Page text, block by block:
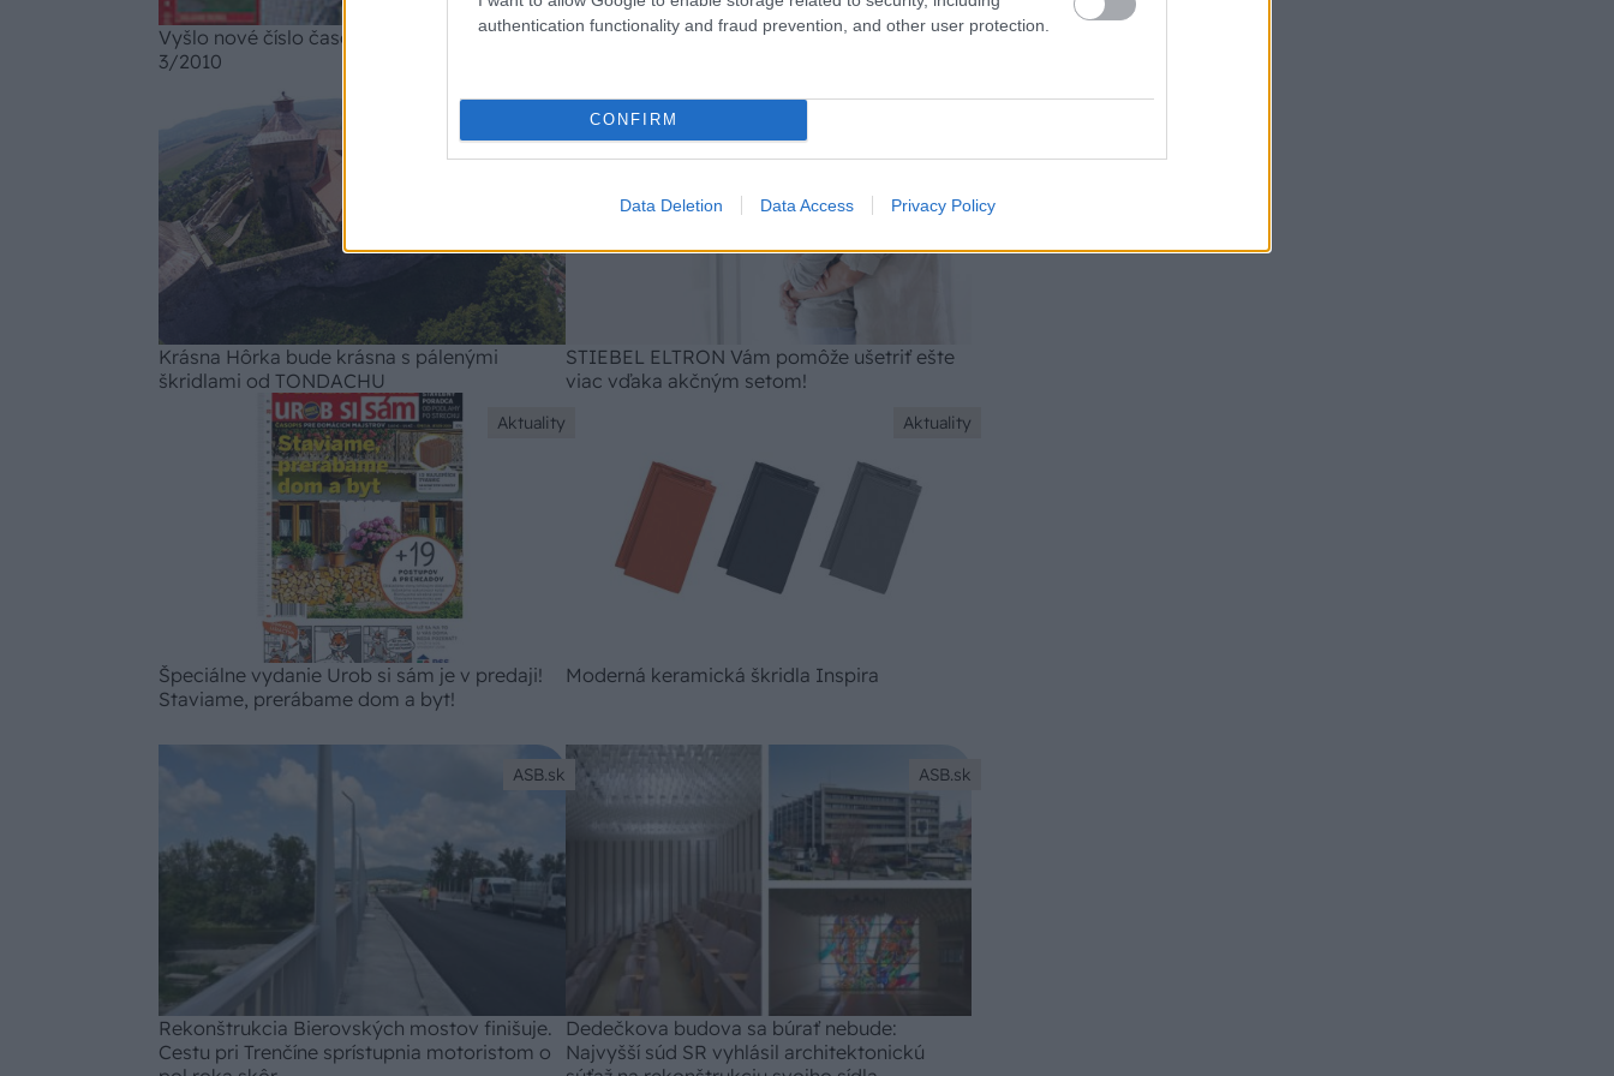
authentication functionality and fraud prevention, and other user protection.
CONFIRM
Data Deletion Data Access Privacy Policy
Vyšlo nové číslo časopisu Urob si sám
3/2010
Aktuality
Krásna Hôrka bude krásna s pálenými
škridlami od TONDACHU
Aktuality
STIEBEL ELTRON Vám pomôže ušetriť ešte
viac vďaka akčným setom!
Aktuality
Špeciálne vydanie Urob si sám je v predaji!
Staviame, prerábame dom a byt!
Aktuality
Moderná keramická škridla Inspira
ASB.sk
Rekonštrukcia Bierovských mostov finišuje.
Cestu pri Trenčíne sprístupnia motoristom o
ASB.sk
Dedečkova budova sa búrať nebude:
Najvyšší súd SR vyhlásil architektonickú